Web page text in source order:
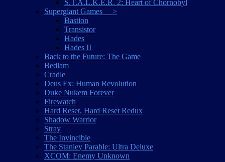
S.T.A.L.K.E.R. 2: Heart of Chornobyl
Supergiant Games >
Bastion
Transistor
Hades
Hades II
Back to the Future: The Game
Bedlam
Cradle
Deus Ex: Human Revolution
Duke Nukem Forever
Firewatch
Hard Reset, Hard Reset Redux
Shadow Warrior
Stray
The Invincible
The Stanley Parable: Ultra Deluxe
XCOM: Enemy Unknown